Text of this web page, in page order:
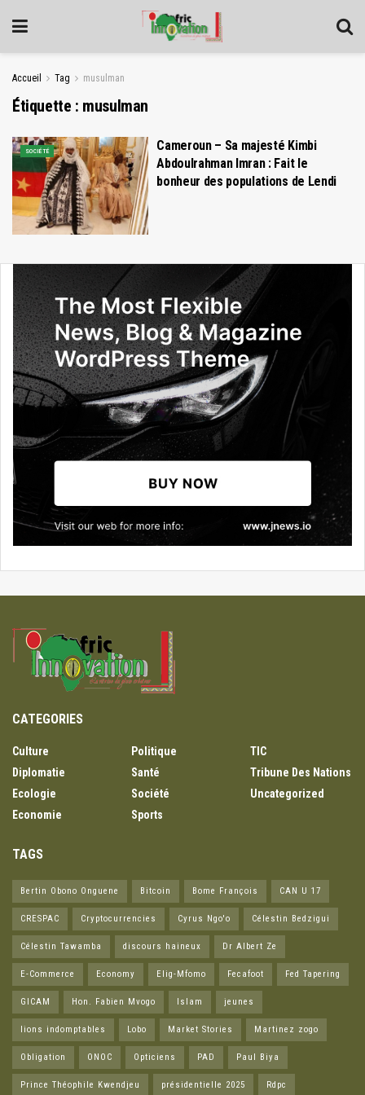
Accueil Tag musulman
Étiquette : musulman
SOCIÉTÉ
Cameroun – Sa majesté Kimbi
Abdoulrahman Imran : Fait le
bonheur des populations de Lendi
CATEGORIES
Culture
Diplomatie
Ecologie
Economie
Politique
Santé
Société
Sports
TIC
Tribune Des Nations
Uncategorized
TAGS
Bertin Obono Onguene Bitcoin Bome François CAN U 17
CRESPAC Cryptocurrencies Cyrus Ngo'o Célestin Bedzigui
Célestin Tawamba discours haineux Dr Albert Ze
E-Commerce Economy Elig-Mfomo Fecafoot Fed Tapering
GICAM Hon. Fabien Mvogo Islam jeunes
lions indomptables Lobo Market Stories Martinez zogo
Obligation ONOC Opticiens PAD Paul Biya
Prince Théophile Kwendjeu présidentielle 2025 Rdpc